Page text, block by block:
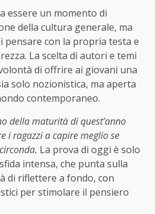
essere un momento di
della cultura generale, ma
pensare con la propria testa e
La scelta di autori e temi
di offrire ai giovani una
solo nozionistica, ma aperta
contemporaneo.
della maturità di quest’anno
i ragazzi a capire meglio se
La prova di oggi è solo
intensa, che punta sulla
di riflettere a fondo, con
per stimolare il pensiero